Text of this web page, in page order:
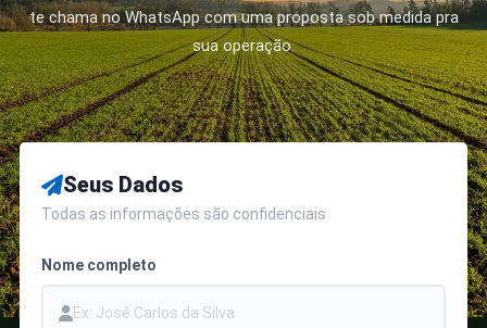
te chama no WhatsApp com uma proposta sob medida pra
sua operação.
Seus Dados
Todas as informações são confidenciais
Nome completo